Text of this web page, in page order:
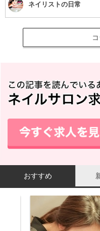
ネイリストの日常
おすすめ